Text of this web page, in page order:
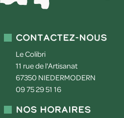
Contactez-nous
Le Colibri
11 rue de l'Artisanat
67350 NIEDERMODERN
09 75 29 51 16
Nos horaires